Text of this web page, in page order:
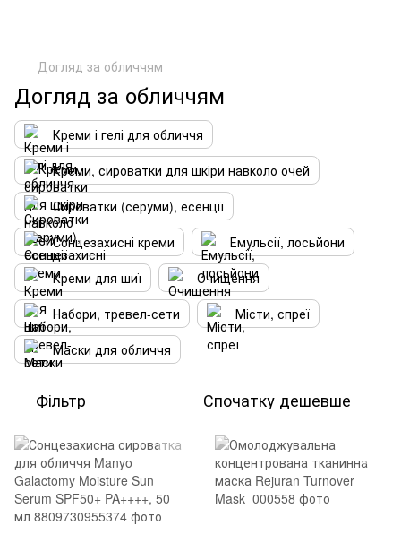
Догляд за обличчям
Догляд за обличчям
Креми і гелі для обличчя
Креми, сироватки для шкіри навколо очей
Сироватки (серуми), есенції
Сонцезахисні креми
Емульсії, лосьйони
Креми для шиї
Очищення
Набори, тревел-сети
Місти, спреї
Маски для обличчя
Фільтр Спочатку дешевше